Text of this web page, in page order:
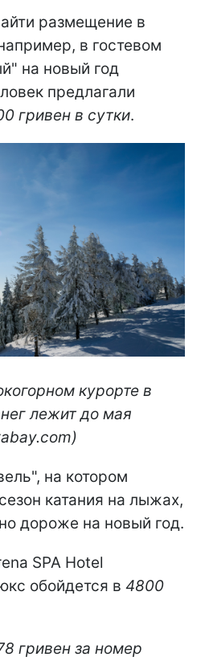
размещение в
в гостевом
на новый год
предлагали
гривен в сутки.
курорте в
лежит до мая
на котором
катания на лыжах,
дороже на новый год.
SPA Hotel
обойдется в 4800
гривен за номер